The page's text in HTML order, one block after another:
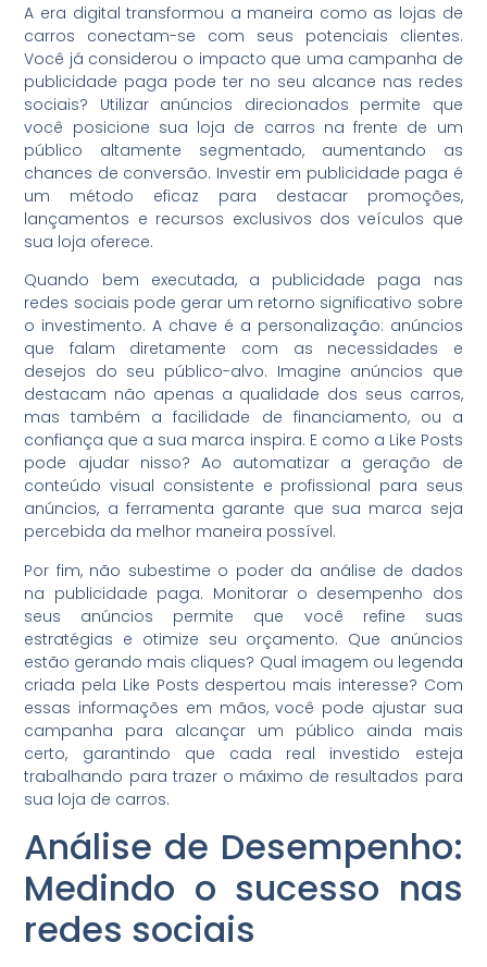
A era digital transformou a maneira como as lojas de
carros conectam-se com seus potenciais clientes.
Você já considerou o impacto que uma campanha de
publicidade paga pode ter no seu alcance nas redes
sociais? Utilizar anúncios direcionados permite que
você posicione sua loja de carros na frente de um
público altamente segmentado, aumentando as
chances de conversão. Investir em publicidade paga é
um método eficaz para destacar promoções,
lançamentos e recursos exclusivos dos veículos que
sua loja oferece.
Quando bem executada, a publicidade paga nas
redes sociais pode gerar um retorno significativo sobre
o investimento. A chave é a personalização: anúncios
que falam diretamente com as necessidades e
desejos do seu público-alvo. Imagine anúncios que
destacam não apenas a qualidade dos seus carros,
mas também a facilidade de financiamento, ou a
confiança que a sua marca inspira. E como a Like Posts
pode ajudar nisso? Ao automatizar a geração de
conteúdo visual consistente e profissional para seus
anúncios, a ferramenta garante que sua marca seja
percebida da melhor maneira possível.
Por fim, não subestime o poder da análise de dados
na publicidade paga. Monitorar o desempenho dos
seus anúncios permite que você refine suas
estratégias e otimize seu orçamento. Que anúncios
estão gerando mais cliques? Qual imagem ou legenda
criada pela Like Posts despertou mais interesse? Com
essas informações em mãos, você pode ajustar sua
campanha para alcançar um público ainda mais
certo, garantindo que cada real investido esteja
trabalhando para trazer o máximo de resultados para
sua loja de carros.
Análise de Desempenho:
Medindo o sucesso nas
redes sociais